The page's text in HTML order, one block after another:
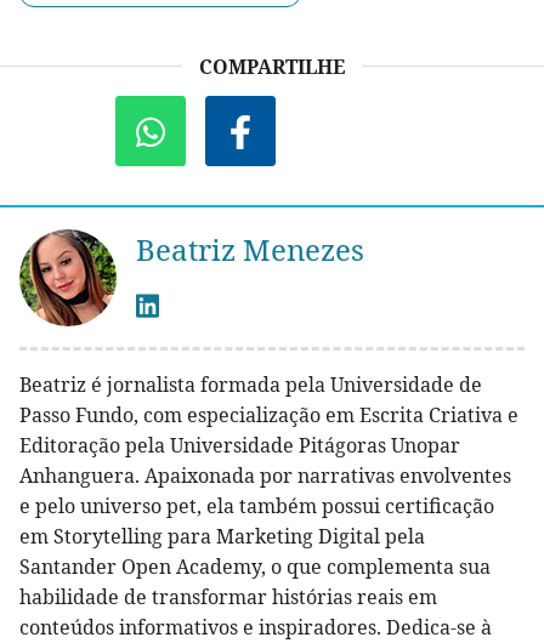
COMPARTILHE
Beatriz Menezes
Beatriz é jornalista formada pela Universidade de
Passo Fundo, com especialização em Escrita Criativa e
Editoração pela Universidade Pitágoras Unopar
Anhanguera. Apaixonada por narrativas envolventes
e pelo universo pet, ela também possui certificação
em Storytelling para Marketing Digital pela
Santander Open Academy, o que complementa sua
habilidade de transformar histórias reais em
conteúdos informativos e inspiradores. Dedica-se à